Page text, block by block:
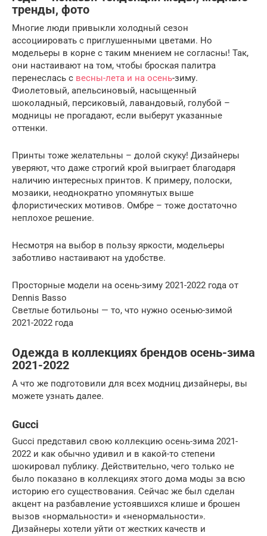
тренды, фото
Многие люди привыкли холодный сезон
ассоциировать с приглушенными цветами. Но
модельеры в корне с таким мнением не согласны! Так,
они настаивают на том, чтобы броская палитра
перенеслась с весны-лета и на осень-зиму.
Фиолетовый, апельсиновый, насыщенный
шоколадный, персиковый, лавандовый, голубой –
модницы не прогадают, если выберут указанные
оттенки.
Принты тоже желательны – долой скуку! Дизайнеры
уверяют, что даже строгий крой выиграет благодаря
наличию интересных принтов. К примеру, полоски,
мозаики, неоднократно упомянутых выше
флористических мотивов. Омбре – тоже достаточно
неплохое решение.
Несмотря на выбор в пользу яркости, модельеры
заботливо настаивают на удобстве.
Просторные модели на осень-зиму 2021-2022 года от
Dennis Basso
Светлые ботильоны — то, что нужно осенью-зимой
2021-2022 года
Одежда в коллекциях брендов осень-зима
2021-2022
А что же подготовили для всех модниц дизайнеры, вы
можете узнать далее.
Gucci
Gucci представил свою коллекцию осень-зима 2021-
2022 и как обычно удивил и в какой-то степени
шокировал публику. Действительно, чего только не
было показано в коллекциях этого дома моды за всю
историю его существования. Сейчас же был сделан
акцент на разбавление устоявшихся клише и брошен
вызов «нормальности» и «ненормальности».
Дизайнеры хотели уйти от жестких качеств и